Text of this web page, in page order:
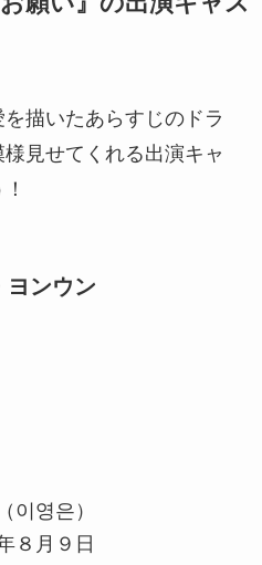
描いたあらすじのドラ
見せてくれる出演キャ
ヨンウン
이영은）
８月９日